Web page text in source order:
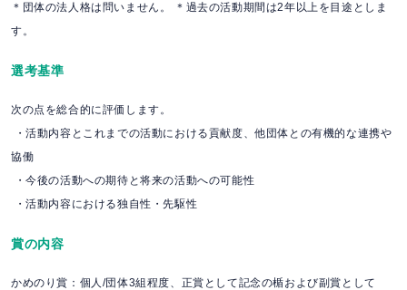
＊団体の法人格は問いません。 ＊過去の活動期間は2年以上を目途としま
す。
選考基準
次の点を総合的に評価します。
・活動内容とこれまでの活動における貢献度、他団体との有機的な連携や
協働
・今後の活動への期待と将来の活動への可能性
・活動内容における独自性・先駆性
賞の内容
かめのり賞：個人/団体3組程度、正賞として記念の楯および副賞として